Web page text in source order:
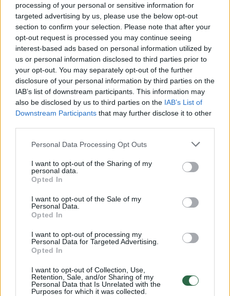
processing of your personal or sensitive information for
targeted advertising by us, please use the below opt-out
section to confirm your selection. Please note that after your
opt-out request is processed you may continue seeing
interest-based ads based on personal information utilized by
us or personal information disclosed to third parties prior to
your opt-out. You may separately opt-out of the further
disclosure of your personal information by third parties on the
IAB’s list of downstream participants. This information may
also be disclosed by us to third parties on the IAB’s List of
Downstream Participants that may further disclose it to other
Personal Data Processing Opt Outs
I want to opt-out of the Sharing of my
personal data.
Opted In
I want to opt-out of the Sale of my
Personal Data.
Opted In
I want to opt-out of processing my
Personal Data for Targeted Advertising.
Opted In
I want to opt-out of Collection, Use,
Retention, Sale, and/or Sharing of my
Personal Data that Is Unrelated with the
Purposes for which it was collected.
Visi įrašai
Žiūrimiausi įrašai
00:00:30
Vaizdai iš tragiškos avarijos Vilniaus r.: dviejų moterų ir
00:00:57
Savaitės vidurys nusimato karštas: temperatūra kils iki
Žinios | Orai
00:15:54
V. Zalužno pasisakymą laiko bandymu įsitvirtinti
Ukrainos politikoje: jis yra neteisus
Laidos | Nauja diena